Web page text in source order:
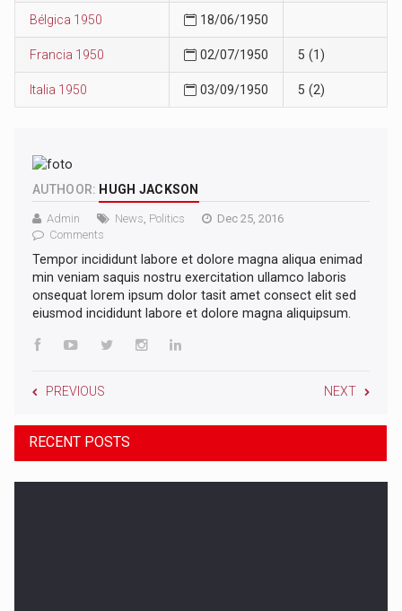
Bélgica 1950 18/06/1950
Francia 1950 02/07/1950 5 (1)
Italia 1950 03/09/1950 5 (2)
AUTHOOR: HUGH JACKSON
Admin News Politics
Dec 25, 2016
Comments
Tempor incididunt labore et dolore magna aliqua enimad
min veniam saquis nostru exercitation ullamco laboris
onsequat lorem ipsum dolor tasit amet consect elit sed
eiusmod incididunt labore et dolore magna aliquipsum.
PREVIOUS NEXT
RECENT POSTS